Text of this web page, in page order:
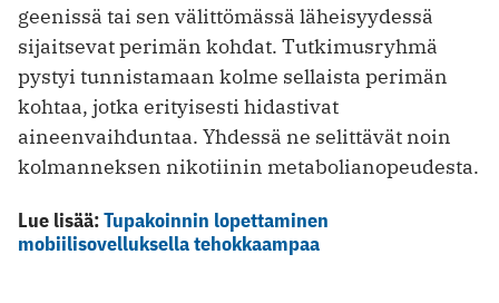
geenissä tai sen välittömässä läheisyydessä
sijaitsevat perimän kohdat. Tutkimusryhmä
pystyi tunnistamaan kolme sellaista perimän
kohtaa, jotka erityisesti hidastivat
aineenvaihduntaa. Yhdessä ne selittävät noin
kolmanneksen nikotiinin metabolianopeudesta.
Lue lisää:Tupakoinnin lopettaminen
mobiilisovelluksella tehokkaampaa